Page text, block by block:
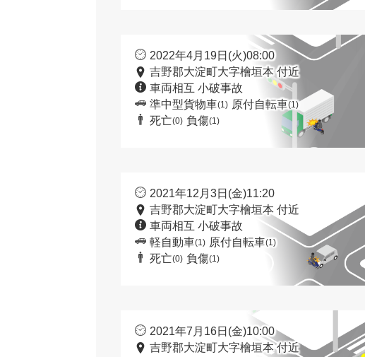
2022年4月19日(火)08:00
吉野郡大淀町大字檜垣本 付近
車両相互 小破事故
準中型貨物車(1) 原付自転車(1)
死亡(0) 負傷(1)
2021年12月3日(金)11:20
吉野郡大淀町大字檜垣本 付近
車両相互 小破事故
軽自動車(1) 原付自転車(1)
死亡(0) 負傷(1)
2021年7月16日(金)10:00
吉野郡大淀町大字檜垣本 付近